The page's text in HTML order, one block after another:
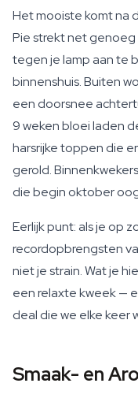
Het mooiste komt na
Pie strekt net
tegen je lamp aan te
binnenshuis. Buiten
een doorsnee
9 weken bloei laden
harsrijke toppen die
gerold.
die begin oktober
Eerlijk punt: als je op
recordopbrengsten
niet je strain. Wat je
een relaxte kweek —
deal die we elke keer
Smaak- en